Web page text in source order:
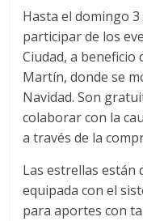
Hasta el domingo
participar de los
Ciudad, a beneficio
Martín, donde se
Navidad. Son
colaborar con la
a través de la
Las estrellas están
equipada con el
para aportes con